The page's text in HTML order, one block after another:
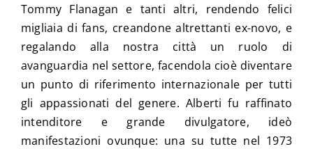
Tommy Flanagan e tanti altri, rendendo felici
migliaia di fans, creandone altrettanti ex-novo, e
regalando alla nostra città un ruolo di
avanguardia nel settore, facendola cioè diventare
un punto di riferimento internazionale per tutti
gli appassionati del genere. Alberti fu raffinato
intenditore e grande divulgatore, ideò
manifestazioni ovunque: una su tutte nel 1973